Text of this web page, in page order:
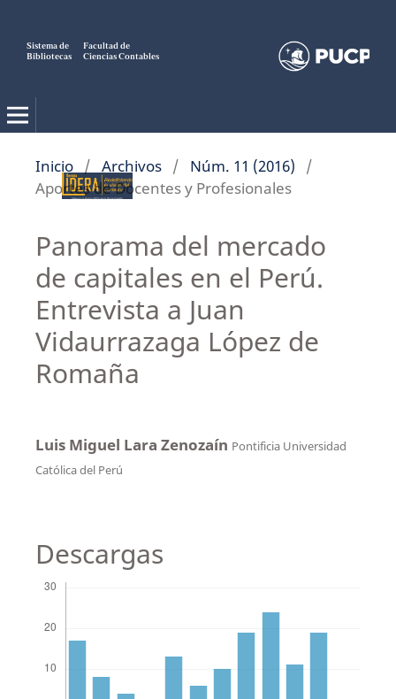
Sistema de
Bibliotecas
Facultad de
Ciencias Contables
Inicio / Archivos / Núm. 11 (2016)
/
Aportes de Docentes y Profesionales
Panorama del mercado
de capitales en el Perú.
Entrevista a Juan
Vidaurrazaga López de
Romaña
Luis Miguel Lara Zenozaín Pontificia Universidad
Católica del Perú
Descargas